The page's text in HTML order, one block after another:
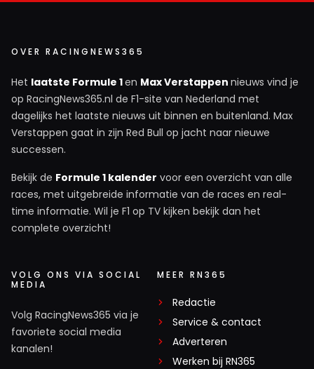
OVER RACINGNEWS365
Het laatste Formule 1en Max Verstappen nieuws vind je
op RacingNews365.nl de F1-site van Nederland met
dagelijks het laatste nieuws uit binnen en buitenland. Max
Verstappen gaat in zijn Red Bull op jacht naar nieuwe
successen.
Bekijk de Formule 1 kalender voor een overzicht van alle
races, met uitgebreide informatie van de races en real-
time informatie. Wil je F1 op TV kijken bekijk dan het
complete overzicht!
VOLG ONS VIA SOCIAL
MEDIA
Volg RacingNews365 via je
favoriete social media
kanalen!
MEER RN365
Redactie
Service & contact
Adverteren
Werken bij RN365